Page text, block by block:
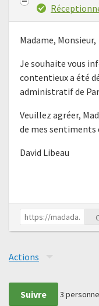
Madame, Monsieur,
Je souhaite vous
contentieux a été
administratif de
Veuillez agréer,
de mes sentiments
David Libeau
Actions
Suivre 3